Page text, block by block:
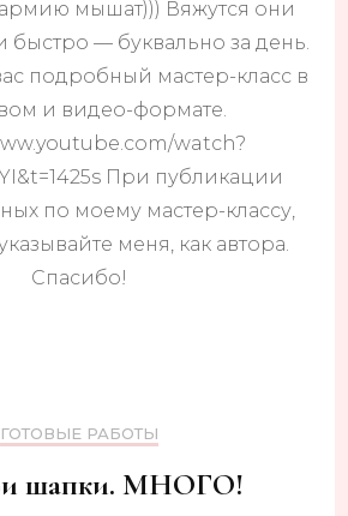
мышат))) Вяжутся они
быстро — буквально за день.
подробный мастер-класс в
и видео-формате.
watch?
При публикации
по моему мастер-классу,
меня, как автора.
Спасибо!
ГОТОВЫЕ РАБОТЫ
шапки. МНОГО!